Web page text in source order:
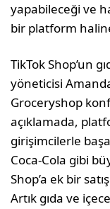
yapabileceği ve
bir platform
TikTok Shop’un
yöneticisi
Groceryshop
açıklamada,
girişimcilerle
Coca-Cola gibi
Shop’a ek bir
Artık gıda ve